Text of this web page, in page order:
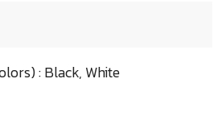
: Black, White